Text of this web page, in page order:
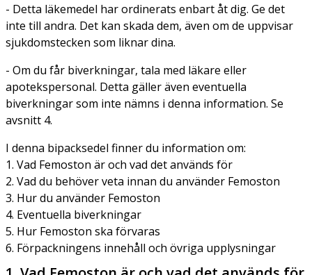
- Detta läkemedel har ordinerats enbart åt dig. Ge det
inte till andra. Det kan skada dem, även om de uppvisar
sjukdomstecken som liknar dina.
- Om du får biverkningar, tala med läkare eller
apotekspersonal. Detta gäller även eventuella
biverkningar som inte nämns i denna information. Se
avsnitt 4.
I denna bipacksedel finner du information om:
1. Vad Femoston är och vad det används för
2. Vad du behöver veta innan du använder Femoston
3. Hur du använder Femoston
4. Eventuella biverkningar
5. Hur Femoston ska förvaras
6. Förpackningens innehåll och övriga upplysningar